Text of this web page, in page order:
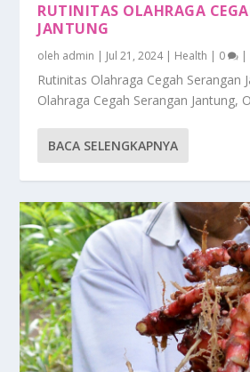
RUTINITAS OLAHRAGA
JANTUNG
oleh admin | Jul 21, 2024| Health | 0 |
Rutinitas Olahraga Cegah Serangan
Olahraga Cegah Serangan Jantung,
BACA SELENGKAPNYA